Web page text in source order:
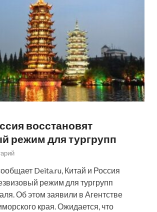
восстановят
режим для тургрупп
Deita.ru, Китай и Россия
режим для тургрупп
Об этом заявили в Агентстве
края. Ожидается, что